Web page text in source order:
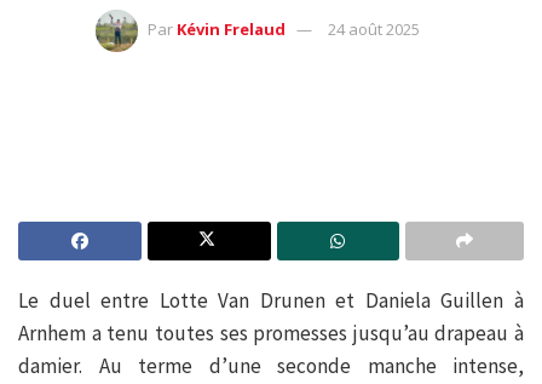
Par Kévin Frelaud 24 août 2025
Le duel entre Lotte Van Drunen et Daniela Guillen à
Arnhem a tenu toutes ses promesses jusqu’au drapeau à
damier. Au terme d’une seconde manche intense,